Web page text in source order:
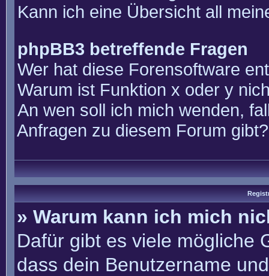
Kann ich eine Übersicht all
phpBB3 betreffende Fragen
Wer hat diese Forensoftware
Warum ist Funktion x oder y
An wen soll ich mich wenden,
Anfragen zu diesem Forum gibt?
» Warum kann ich mich
Dafür gibt es viele mögliche
dass dein Benutzername